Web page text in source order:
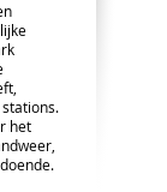
het